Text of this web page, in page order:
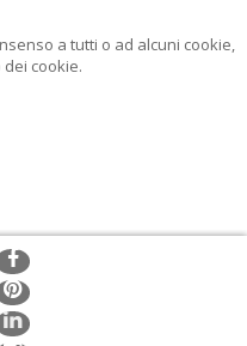
a tutti o ad alcuni cookie,
cookie.